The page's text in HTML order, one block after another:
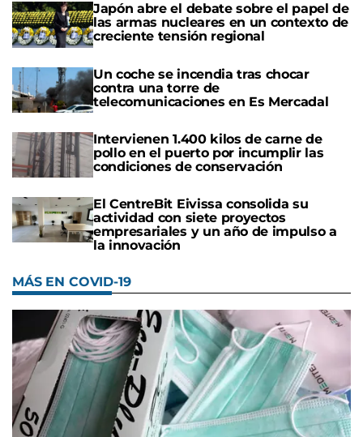
Japón abre el debate sobre el papel de
las armas nucleares en un contexto de
creciente tensión regional
Un coche se incendia tras chocar
contra una torre de
telecomunicaciones en Es Mercadal
Intervienen 1.400 kilos de carne de
pollo en el puerto por incumplir las
condiciones de conservación
El CentreBit Eivissa consolida su
actividad con siete proyectos
empresariales y un año de impulso a
la innovación
MÁS EN COVID-19